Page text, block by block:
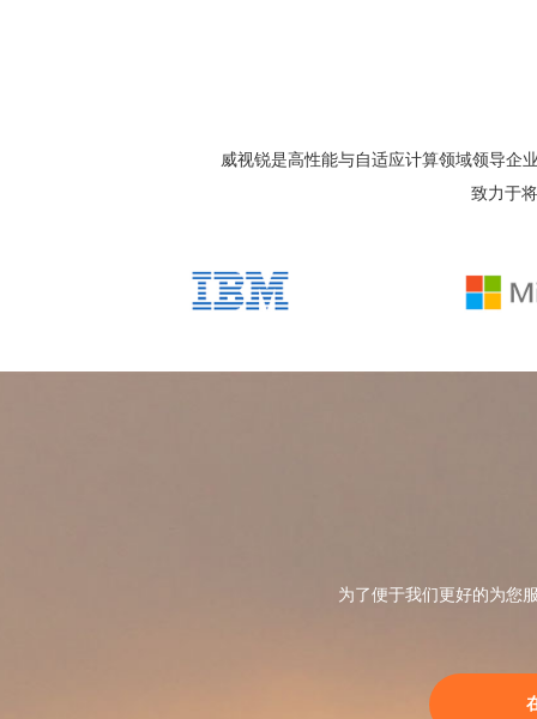
威视锐是高性能与自适应计算领域领导企
致力于
为了便于我们更好的为您